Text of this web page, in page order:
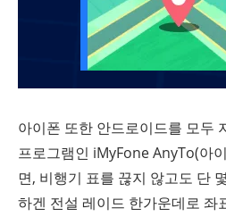
아이폰 또한 안드로이드를 모두
프로그램인 iMyFone AnyTo(아
면, 비행기 표를 끊지 않고도 단
하겐 전설 레이드 한가운데로 좌